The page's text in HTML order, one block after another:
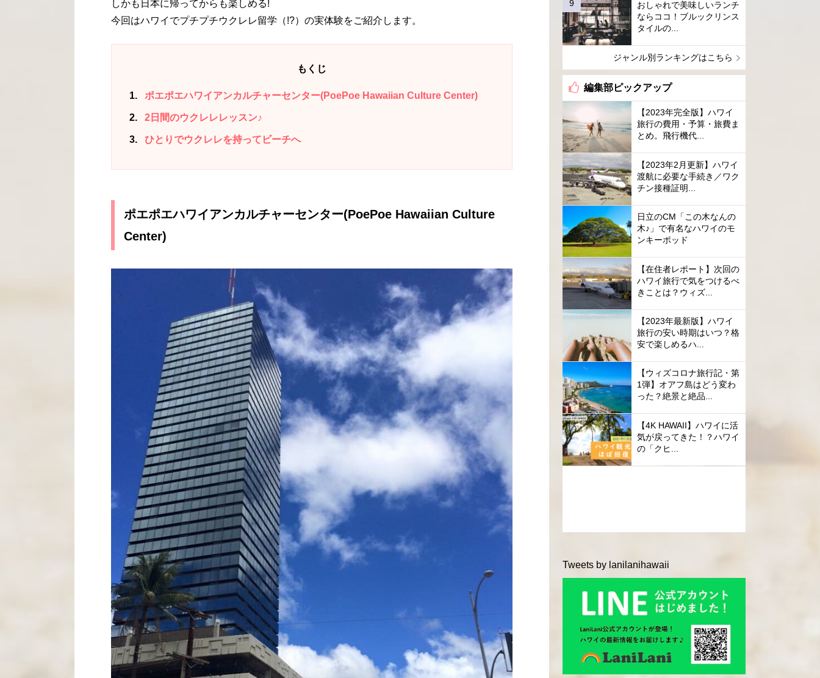
しかも日本に帰ってからも楽しめる!
今回はハワイでプチプチウクレレ留学（!?）の実体験をご紹介します。
もくじ
1 ポエポエハワイアンカルチャーセンター(PoePoe Hawaiian Culture Center)
2 2日間のウクレレレッスン♪
3 ひとりでウクレレを持ってビーチへ
ポエポエハワイアンカルチャーセンター(PoePoe Hawaiian Culture
Center)
おしゃれで美味しいランチ
ならココ！ブルックリンス
タイルの...
ジャンル別ランキングはこちら
編集部ピックアップ
【2023年完全版】ハワイ
旅行の費用・予算・旅費ま
とめ。飛行機代...
【2023年2月更新】ハワイ
渡航に必要な手続き／ワク
チン接種証明...
日立のCM「この木なんの
木♪」で有名なハワイのモ
ンキーポッド
【在住者レポート】次回の
ハワイ旅行で気をつけるべ
きことは？ウィズ...
【2023年最新版】ハワイ
旅行の安い時期はいつ？格
安で楽しめるハ...
【ウィズコロナ旅行記・第
1弾】オアフ島はどう変わ
った？絶景と絶品...
【4K HAWAII】ハワイに活
気が戻ってきた！？ハワイ
の「クヒ...
Tweets by lanilanihawaii